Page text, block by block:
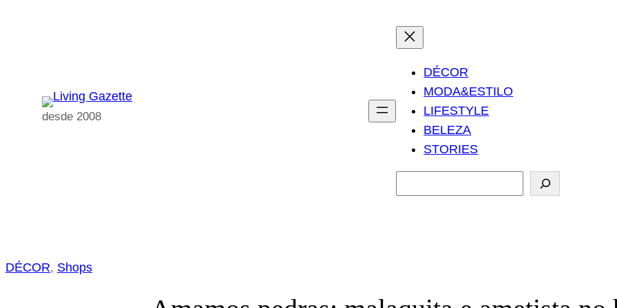
desde 2008
DÉCOR
MODA&ESTILO
LIFESTYLE
BELEZA
STORIES
e
DÉCOR, Shops